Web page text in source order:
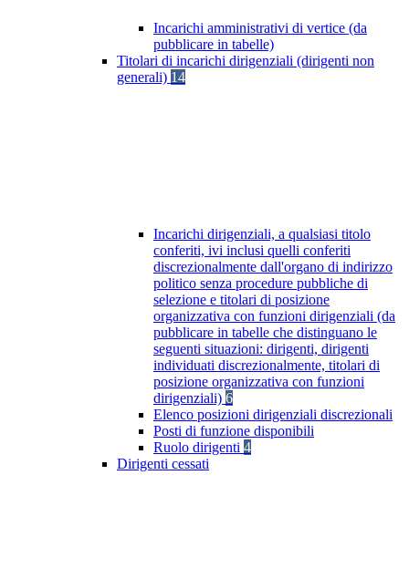
Incarichi amministrativi di vertice (da
pubblicare in tabelle)
Titolari di incarichi dirigenziali (dirigenti non
generali) 14
Incarichi dirigenziali, a qualsiasi titolo
conferiti, ivi inclusi quelli conferiti
discrezionalmente dall'organo di indirizzo
politico senza procedure pubbliche di
selezione e titolari di posizione
organizzativa con funzioni dirigenziali (da
pubblicare in tabelle che distinguano le
seguenti situazioni: dirigenti, dirigenti
individuati discrezionalmente, titolari di
posizione organizzativa con funzioni
dirigenziali) 6
Elenco posizioni dirigenziali discrezionali
Posti di funzione disponibili
Ruolo dirigenti 4
Dirigenti cessati